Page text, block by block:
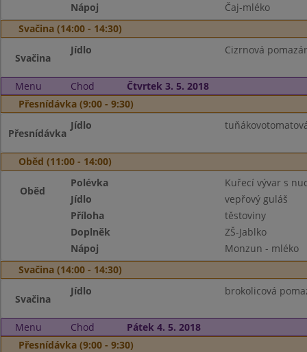
Nápoj
Čaj-mléko
Svačina (14:00 - 14:30)
Svačina
Jídlo Cizrnová
Menu Chod
Čtvrtek 3. 5. 2018
Přesnídávka (9:00 - 9:30)
Přesnídávka
Jídlo
Oběd (11:00 - 14:00)
Oběd
Polévka
Kuřecí vývar s
Jídlo
vepřový guláš
Příloha
těstoviny
Doplněk
ZŠ-Jablko
Nápoj
Monzun - mléko
Svačina (14:00 - 14:30)
Svačina
Jídlo brokolicová
Menu Chod
Pátek 4. 5. 2018
Přesnídávka (9:00 - 9:30)